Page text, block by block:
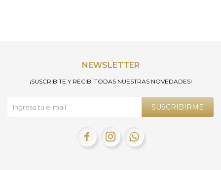
NEWSLETTER
¡SUSCRIBITE Y RECIBÍ TODAS NUESTRAS NOVEDADES!
SUSCRIBIRME
  